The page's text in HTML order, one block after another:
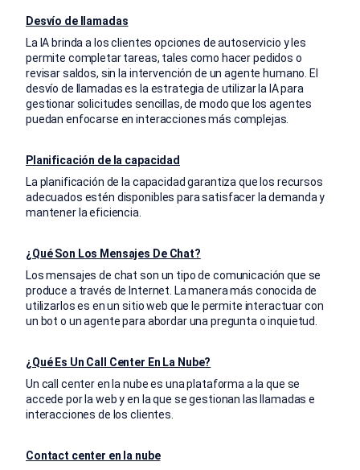
Desvío de llamadas
La IA brinda a los clientes opciones de autoservicio y les
permite completar tareas, tales como hacer pedidos o
revisar saldos, sin la intervención de un agente humano. El
desvío de llamadas es la estrategia de utilizar la IA para
gestionar solicitudes sencillas, de modo que los agentes
puedan enfocarse en interacciones más complejas.
Planificación de la capacidad
La planificación de la capacidad garantiza que los recursos
adecuados estén disponibles para satisfacer la demanda y
mantener la eficiencia.
¿Qué Son Los Mensajes De Chat?
Los mensajes de chat son un tipo de comunicación que se
produce a través de Internet. La manera más conocida de
utilizarlos es en un sitio web que le permite interactuar con
un bot o un agente para abordar una pregunta o inquietud.
¿Qué Es Un Call Center En La Nube?
Un call center en la nube es una plataforma a la que se
accede por la web y en la que se gestionan las llamadas e
interacciones de los clientes.
Contact center en la nube